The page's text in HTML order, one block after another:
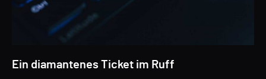
Ein diamantenes Ticket im Ruff